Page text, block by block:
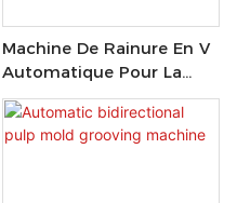
Machine De Rainure En V
Automatique Pour La
Carte Grise Et Le MDF